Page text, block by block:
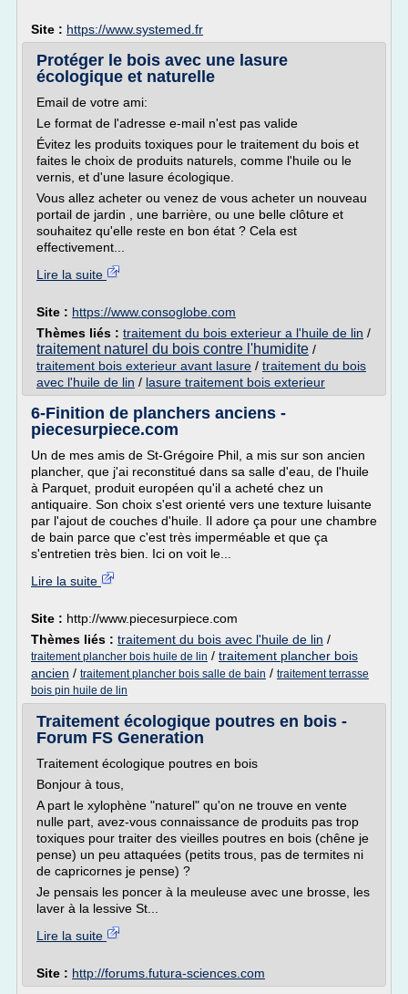
Site : https://www.systemed.fr
Protéger le bois avec une lasure
écologique et naturelle
Email de votre ami:
Le format de l'adresse e-mail n'est pas valide
Évitez les produits toxiques pour le traitement du bois et
faites le choix de produits naturels, comme l'huile ou le
vernis, et d'une lasure écologique.
Vous allez acheter ou venez de vous acheter un nouveau
portail de jardin , une barrière, ou une belle clôture et
souhaitez qu'elle reste en bon état ? Cela est
effectivement...
Lire la suite
Site : https://www.consoglobe.com
Thèmes liés : traitement du bois exterieur a l'huile de lin /
traitement naturel du bois contre l'humidite /
traitement bois exterieur avant lasure / traitement du bois
avec l'huile de lin / lasure traitement bois exterieur
6-Finition de planchers anciens -
piecesurpiece.com
Un de mes amis de St-Grégoire Phil, a mis sur son ancien
plancher, que j'ai reconstitué dans sa salle d'eau, de l'huile
à Parquet, produit européen qu'il a acheté chez un
antiquaire. Son choix s'est orienté vers une texture luisante
par l'ajout de couches d'huile. Il adore ça pour une chambre
de bain parce que c'est très imperméable et que ça
s'entretien très bien. Ici on voit le...
Lire la suite
Site : http://www.piecesurpiece.com
Thèmes liés : traitement du bois avec l'huile de lin /
traitement plancher bois huile de lin / traitement plancher bois
ancien / traitement plancher bois salle de bain / traitement terrasse
bois pin huile de lin
Traitement écologique poutres en bois -
Forum FS Generation
Traitement écologique poutres en bois
Bonjour à tous,
A part le xylophène "naturel" qu'on ne trouve en vente
nulle part, avez-vous connaissance de produits pas trop
toxiques pour traiter des vieilles poutres en bois (chêne je
pense) un peu attaquées (petits trous, pas de termites ni
de capricornes je pense) ?
Je pensais les poncer à la meuleuse avec une brosse, les
laver à la lessive St...
Lire la suite
Site : http://forums.futura-sciences.com